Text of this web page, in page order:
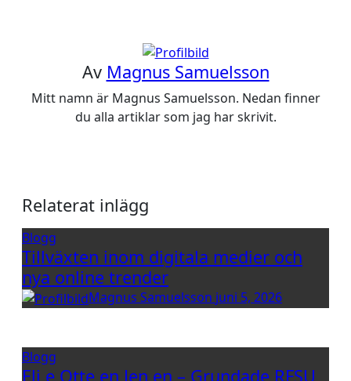
Av Magnus Samuelsson
Mitt namn är Magnus Samuelsson. Nedan finner
du alla artiklar som jag har skrivit.
Relaterat inlägg
Blogg
Tillväxten inom digitala medier och
nya online trender
Magnus Samuelsson juni 5, 2026
Blogg
Eli e Otte en Jen en – Grundade RFSU